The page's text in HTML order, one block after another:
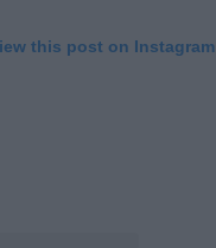
this post on Instagram